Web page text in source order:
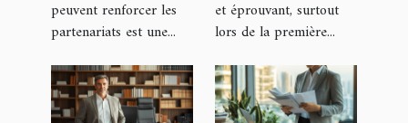
renforcent-
ils les
partenariats
?
peuvent renforcer les
partenariats est une...
spécialisé
en divorce ?
et éprouvant, surtout
lors de la première...